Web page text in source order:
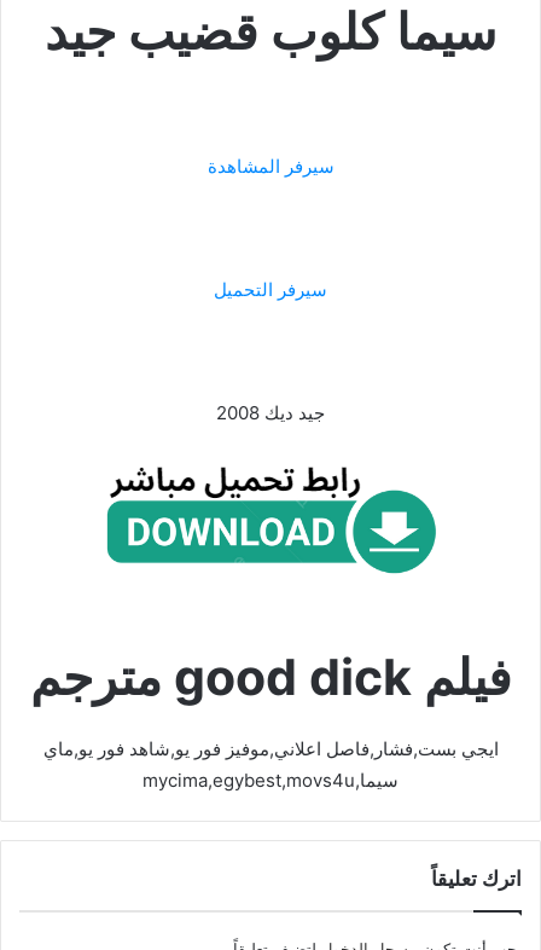
سيما كلوب قضيب جيد
سيرفر المشاهدة
سيرفر التحميل
جيد ديك 2008
فيلم good dick مترجم
ايجي بست,فشار,فاصل اعلاني,موفيز فور يو,شاهد فور يو,ماي
سيما,mycima,egybest,movs4u
اترك تعليقاً